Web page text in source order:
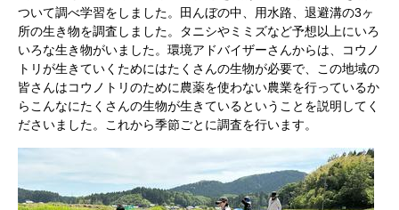
ついて調べ学習をしました。田んぼの中、用水路、退避溝の3ヶ
所の生き物を調査しました。タニシやミミズなど予想以上にいろ
いろな生き物がいました。環境アドバイザーさんからは、コウノ
トリが生きていくためにはたくさんの生物が必要で、この地域の
皆さんはコウノトリのために農薬を使わない農業を行っているか
らこんなにたくさんの生物が生きているということを説明してく
ださいました。これから季節ごとに調査を行います。